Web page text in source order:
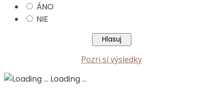
ÁNO
NIE
Pozri si výsledky
Loading ...